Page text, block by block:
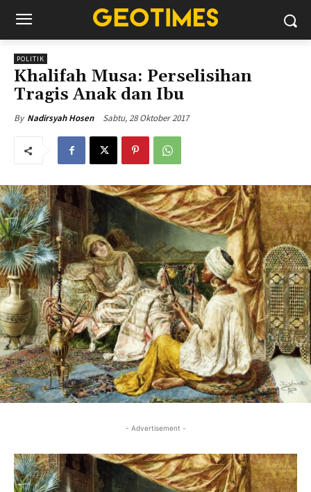
POLITIK
Khalifah Musa: Perselisihan
Tragis Anak dan Ibu
By Nadirsyah Hosen Sabtu, 28 Oktober 2017
- Advertisement -